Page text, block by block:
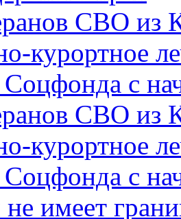
СВО из
курортное
Соцфонда с
СВО из
курортное
с
имеет